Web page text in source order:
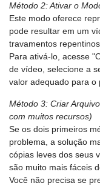
Método 2: Ativar o
Este modo oferece
pode resultar em um
travamentos repentinos.
Para ativá-lo, acesse
de vídeo, selecione a
valor adequado para o
Método 3: Criar
com muitos recursos)
Se os dois primeiros
problema, a solução
cópias leves dos seus
são muito mais fáceis
Você não precisa se